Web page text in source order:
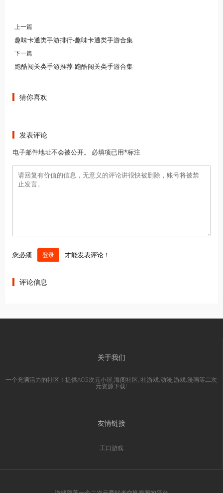
上一篇
趣味卡通类手游排行-趣味卡通类手游合集
下一篇
跑酷闯关类手游推荐-跑酷闯关类手游合集
猜你喜欢
发表评论
电子邮件地址不会被公开。 必填项已用*标注
您必须 登录 才能发表评论！
评论信息
关于我们
一个充满活力的社区！提供ACG次元小屋,海阁社区,i社游戏,动漫,游戏,漫画等二次
元资源下载!
友情链接
工口游戏